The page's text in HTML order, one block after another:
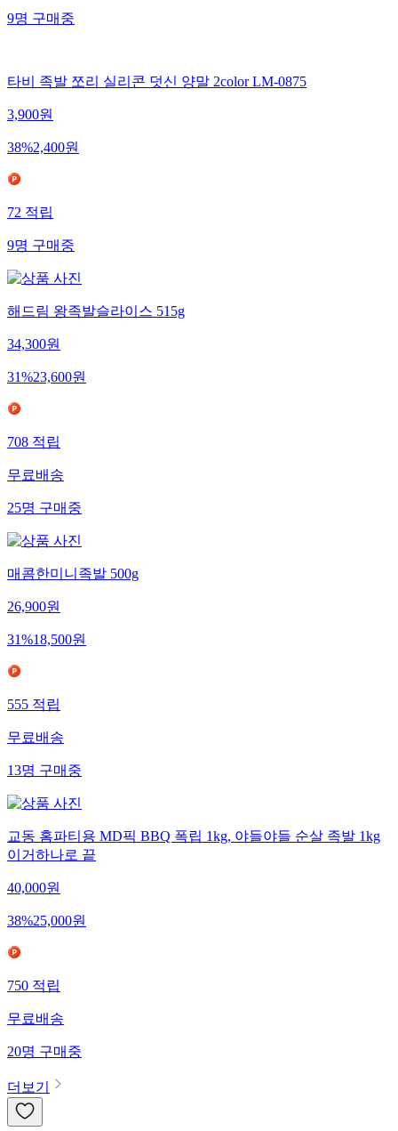
9명구매중
타비 족발 쪼리 실리콘 덧신 양말 2color LM-0875
3,900원
38%2,400원
72적립
9명구매중
해드림 왕족발슬라이스 515g
34,300원
31%23,600원
708적립
무료배송
25명구매중
매콤한미니족발 500g
26,900원
31%18,500원
555적립
무료배송
13명구매중
교동 홈파티용 MD픽 BBQ 폭립 1kg, 야들야들 순살 족발 1kg
이거하나로 끝
40,000원
38%25,000원
750적립
무료배송
20명구매중
더보기